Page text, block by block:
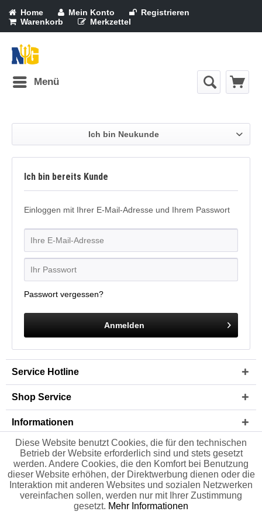
Home Mein Konto
Registrieren
Warenkorb
Merkzettel
Menü
Ich bin Neukunde
Ich bin bereits Kunde
Einloggen mit Ihrer E-Mail-Adresse und Ihrem Passwort
Passwort vergessen?
Anmelden
Service Hotline
Shop Service
Informationen
* Alle Preise inkl. gesetzl. Mehrwertsteuer zzgl.Versandkostenund ggf.
Nachnahmegebühren, wenn nicht anders beschrieben
Kontakt Kundeninformationen und AGB
Versand und Zahlungsbedingungen Über uns
Diese Website benutzt Cookies, die für den technischen
Betrieb der Website erforderlich sind und stets gesetzt
werden. Andere Cookies, die den Komfort bei Benutzung
dieser Website erhöhen, der Direktwerbung dienen oder die
Interaktion mit anderen Websites und sozialen Netzwerken
vereinfachen sollen, werden nur mit Ihrer Zustimmung
gesetzt. Mehr Informationen